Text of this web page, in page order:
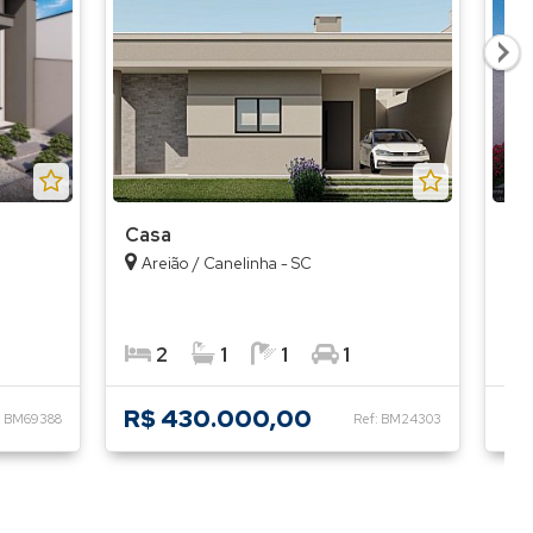
BM69388 Ref: BM24303
Casa
Areião / Canelinha - SC
R$ 430.000,00
2 1 1 1